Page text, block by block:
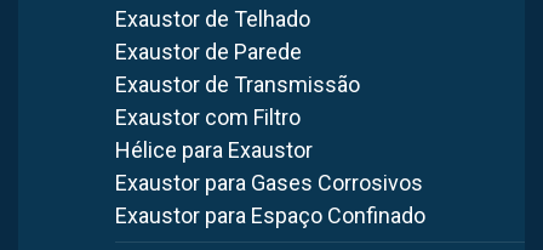
Exaustor de Telhado
Exaustor de Parede
Exaustor de Transmissão
Exaustor com Filtro
Hélice para Exaustor
Exaustor para Gases Corrosivos
Exaustor para Espaço Confinado
WhatsApp
Ver mais artigos